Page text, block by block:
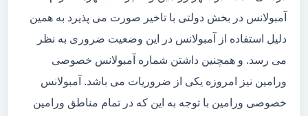
آمبولانس در بخش دولتی با تاخیر صورت می پذیرد به همین
دلیل استفاده از آمبولانس در این وضعیت ضروری به نظر
می رسد. و همچنین داشتن شماره آمبولانس خصوصی
ورامین نیز امروزه یکی از ضروریات می باشد. آمبولانس
خصوصی ورامین با توجه به این که در تمام مناطق ورامین